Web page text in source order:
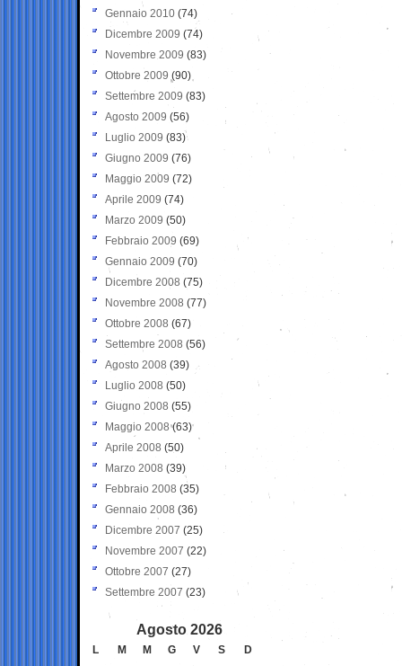
Gennaio 2010 (74)
Dicembre 2009 (74)
Novembre 2009 (83)
Ottobre 2009 (90)
Settembre 2009 (83)
Agosto 2009 (56)
Luglio 2009 (83)
Giugno 2009 (76)
Maggio 2009 (72)
Aprile 2009 (74)
Marzo 2009 (50)
Febbraio 2009 (69)
Gennaio 2009 (70)
Dicembre 2008 (75)
Novembre 2008 (77)
Ottobre 2008 (67)
Settembre 2008 (56)
Agosto 2008 (39)
Luglio 2008 (50)
Giugno 2008 (55)
Maggio 2008(63)
Aprile 2008 (50)
Marzo 2008 (39)
Febbraio 2008 (35)
Gennaio 2008 (36)
Dicembre 2007 (25)
Novembre 2007 (22)
Ottobre 2007 (27)
Settembre 2007 (23)
Agosto 2026
L M M G V S
D